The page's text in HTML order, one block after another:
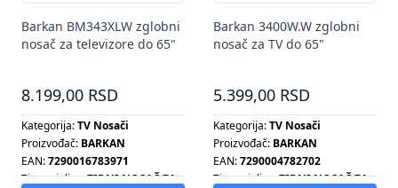
Barkan BM343XLW zglobni
nosač za televizore do 65"
8.199,00 RSD
Kategorija:TV Nosači
Proizvođač: BARKAN
EAN:7290016783971
Tip grejalice:ZIDNI NOSAČ ZA
Barkan 3400W.W zglobni
nosač za TV do 65"
5.399,00 RSD
Kategorija:TV Nosači
Proizvođač: BARKAN
EAN:7290004782702
Tip grejalice:ZIDNI NOSAČ ZA